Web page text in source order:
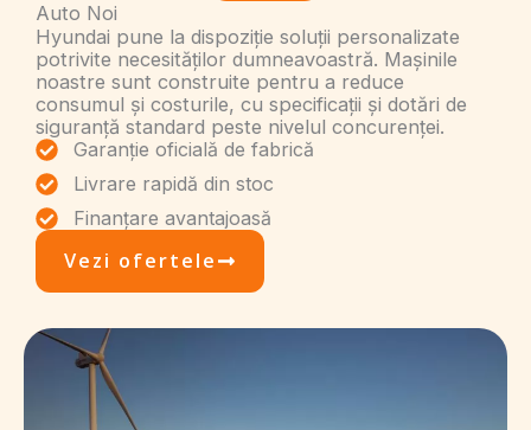
Auto Noi
Hyundai pune la dispoziție soluții personalizate
potrivite necesităților dumneavoastră. Mașinile
noastre sunt construite pentru a reduce
consumul și costurile, cu specificații și dotări de
siguranță standard peste nivelul concurenței.
Garanție oficială de fabrică
Livrare rapidă din stoc
Finanțare avantajoasă
Vezi ofertele